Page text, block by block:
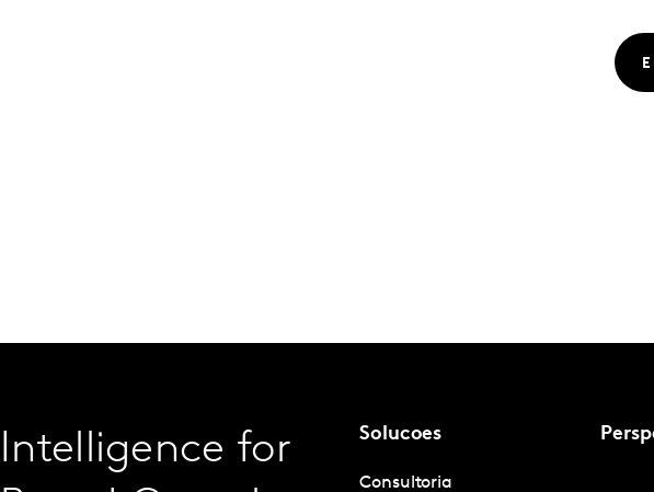
Intelligence for
Solucoes
Consultoria